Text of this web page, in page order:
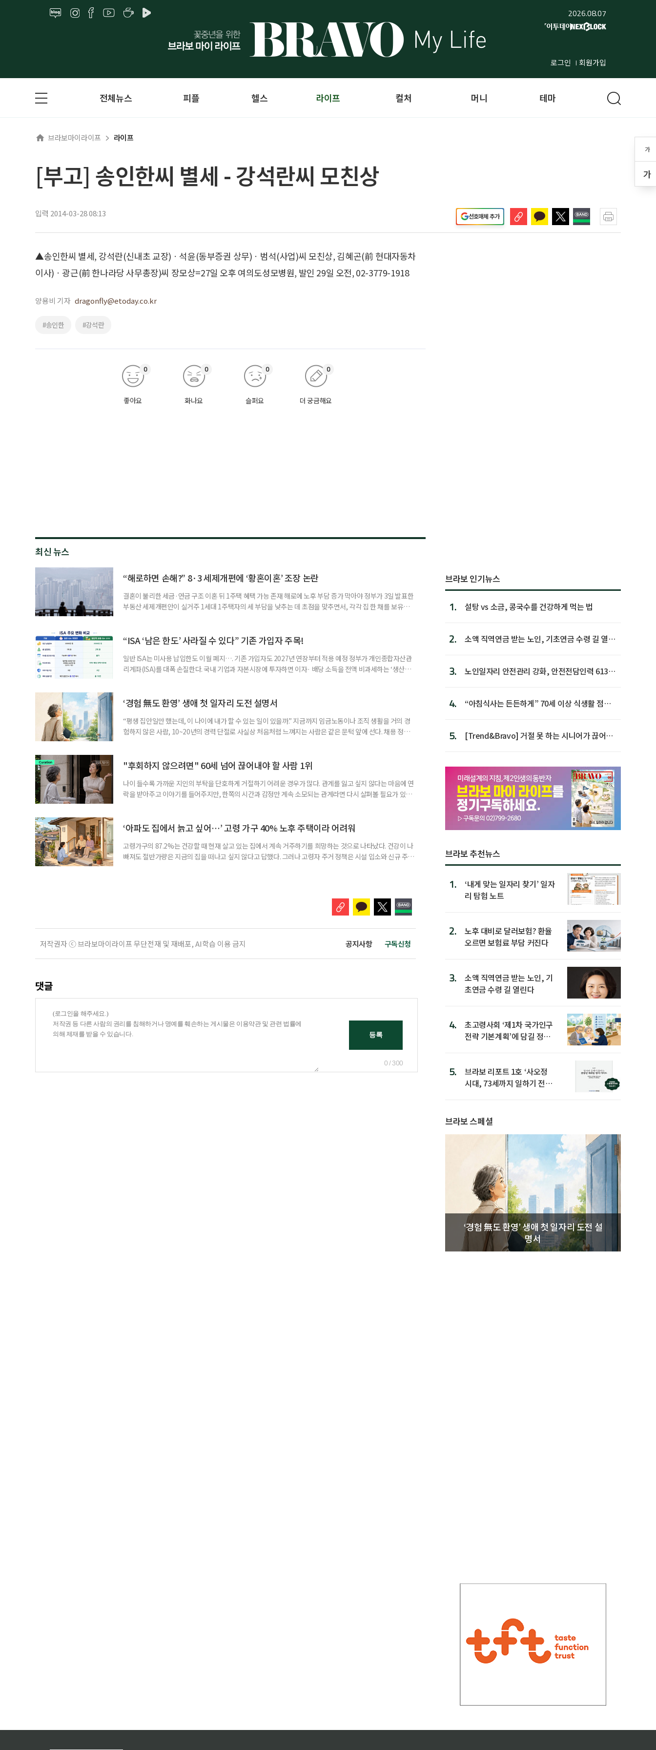
2026.08.07
로그인 회원가입
가
가
전체뉴스 피플 헬스 라이프 컬처 머니 테마
브라보마이라이프 라이프
[부고] 송인한씨 별세 - 강석란씨 모친상
입력 2014-03-28 08:13 선호매체 추가
▲송인한씨 별세, 강석란(신내초 교장)ㆍ석윤(동부증권 상무)ㆍ범석(사업)씨 모친상, 김혜곤(前 현대자동차
이사)ㆍ광근(前 한나라당 사무총장)씨 장모상=27일 오후 여의도성모병원, 발인 29일 오전, 02-3779-1918
양용비 기자 dragonfly@etoday.co.kr
#송인한 #강석란
좋아요
0
화나요
0
슬퍼요
0
더 궁금해요
0
최신 뉴스
“해로하면 손해?” 8·3 세제개편에 ‘황혼이혼’ 조장 논란
결혼이 불리한 세금·연금 구조 이혼 뒤 1주택 혜택 가능 존재 해로에 노후 부담 증가 막아야 정부가 3일 발표한
부동산 세제개편안이 실거주 1세대 1주택자의 세 부담을 낮추는 데 초점을 맞추면서, 각각 집 한 채를 보유한
부가 각자 집 한 채씩을 보유하면 한 세대가 두 채를 가진 것으로 보지만, 실제 이혼해 주거와 생계를 분
“ISA ‘남은 한도’ 사라질 수 있다” 기존 가입자 주목!
일반 ISA는 미사용 납입한도 이월 폐지…. 기존 가입자도 2027년 연장부터 적용 예정 정부가 개인종합자산관
리계좌(ISA)를 대폭 손질한다. 국내 기업과 자본시장에 투자하면 이자· 배당 소득을 전액 비과세하는 ‘생산적
기 때문이다. 지난 3일 발표된 세제개편안이 국회 통과 후 그대로 시행된다면 법 시행 전 본
‘경험 無도 환영’ 생애 첫 일자리 도전 설명서
“평생 집안일만 했는데, 이 나이에 내가 할 수 있는 일이 있을까.” 지금까지 임금노동이나 조직 생활을 거의 경
험하지 않은 사람, 10~20년의 경력 단절로 사실상 처음처럼 느껴지는 사람은 같은 문턱 앞에 선다. 채용 정보를
경험이 풍부한 고령자는 중요한 국가 자원이다. 박경하 한국노인인력개발원 선임연구위
"후회하지 않으려면" 60세 넘어 끊어내야 할 사람 1위
나이 들수록 가까운 지인의 부탁을 단호하게 거절하기 어려운 경우가 많다. 관계를 잃고 싶지 않다는 마음에 연
락을 받아주고 이야기를 들어주지만, 한쪽의 시간과 감정만 계속 소모되는 관계라면 다시 살펴볼 필요가 있다.
게 여기며, 거절하는 순간 태도를 바꾸는 행동도 건강한 관계와는 거리가 멀다. 믿고 털어놓은 개인사나 약점을
‘아파도 집에서 늙고 싶어…’ 고령 가구 40% 노후 주택이라 어려워
고령가구의 87.2%는 건강할 때 현재 살고 있는 집에서 계속 거주하기를 희망하는 것으로 나타났다. 건강이 나
빠져도 절반가량은 지금의 집을 떠나고 싶지 않다고 답했다. 그러나 고령자 주거 정책은 시설 입소와 신규 주택
저작권자 ⓒ 브라보마이라이프 무단전재 및 재배포, AI학습 이용 금지 공지사항 구독신청
댓글
0 / 300
브라보 인기뉴스
1. 설탕 vs 소금, 콩국수를 건강하게 먹는 법
2.
소액 직역연금 받는 노인, 기초연금 수령 길 열린
3.
노인일자리 안전관리 강화, 안전전담인력 613명
4.
“아침식사는 든든하게” 70세 이상 식생활 점수
5.
[Trend&Bravo] 거절 못 하는 시니어가 끊어야
브라보 추천뉴스
1.
‘내게 맞는 일자리 찾기’ 일자
리 탐험 노트
2.
노후 대비로 달러보험? 환율
오르면 보험료 부담 커진다
3.
소액 직역연금 받는 노인, 기
초연금 수령 길 열린다
4.
초고령사회 ‘제1차 국가인구
전략 기본계획’에 담길 정책
5.
브라보 리포트 1호 ‘사오정
시대, 73세까지 일하기 전략’
브라보 스페셜
‘경험 無도 환영’ 생애 첫 일자리 도전 설
명서